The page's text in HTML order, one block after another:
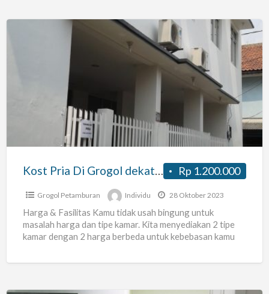
Trisakti
Rp 1.200.000
Kost Pria Di Grogol dekat Kampus Trisakti
Grogol Petamburan Individu 28 Oktober 2023
Harga & Fasilitas Kamu tidak usah bingung untuk
masalah harga dan tipe kamar. Kita menyediakan 2 tipe
kamar dengan 2 harga berbeda untuk kebebasan kamu